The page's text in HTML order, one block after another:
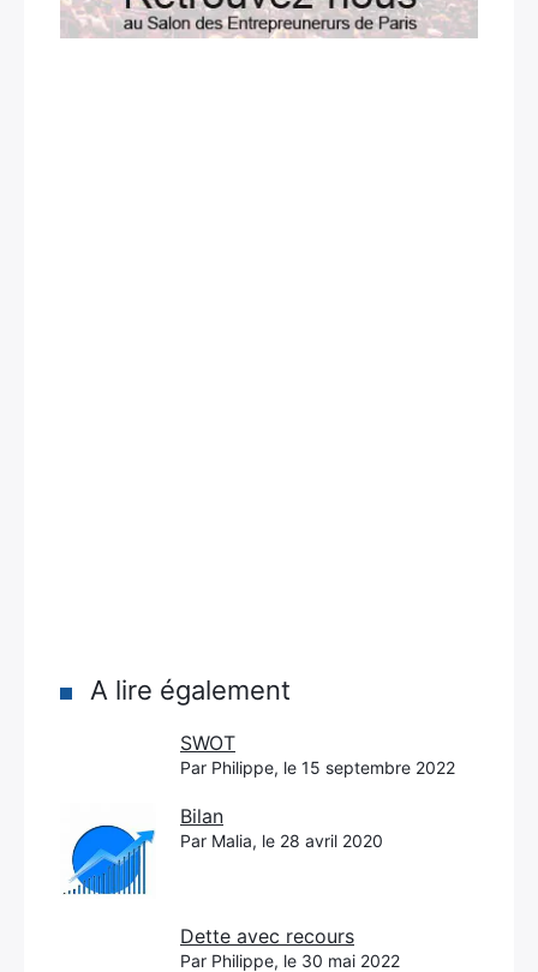
A lire également
SWOT
Par Philippe, le 15 septembre 2022
Bilan
Par Malia, le 28 avril 2020
Dette avec recours
Par Philippe, le 30 mai 2022